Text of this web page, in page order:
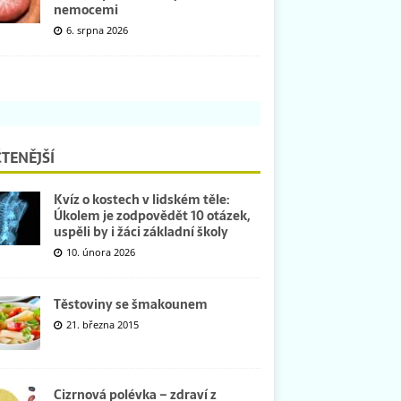
nemocemi
6. srpna 2026
Kvíz o kostech v lidském těle:
Úkolem je zodpovědět 10 otázek,
uspěli by i žáci základní školy
10. února 2026
Těstoviny se šmakounem
21. března 2015
Cizrnová polévka – zdraví z